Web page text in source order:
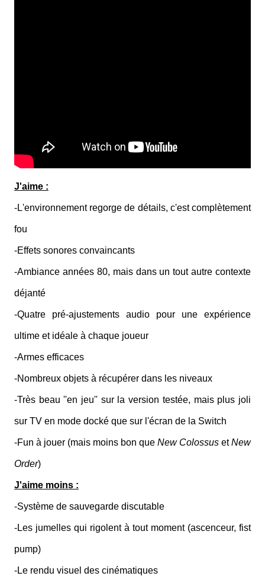
J'aime :
-L'environnement regorge de détails, c'est complètement
fou
-Effets sonores convaincants
-Ambiance années 80, mais dans un tout autre contexte
déjanté
-Quatre pré-ajustements audio pour une expérience
ultime et idéale à chaque joueur
-Armes efficaces
-Nombreux objets à récupérer dans les niveaux
-Très beau ''en jeu'' sur la version testée, mais plus joli
sur TV en mode docké que sur l'écran de la Switch
-Fun à jouer (mais moins bon que New Colossus etNew
Order)
J'aime moins :
-Système de sauvegarde discutable
-Les jumelles qui rigolent à tout moment (ascenceur, fist
pump)
-Le rendu visuel des cinématiques